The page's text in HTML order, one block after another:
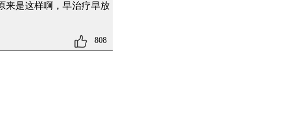
来是这样啊，早治疗早放
808